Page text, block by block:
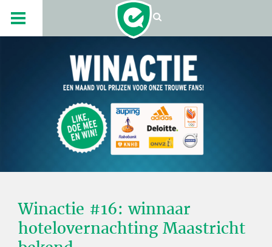
Winactie #16: winnaar
hotelovernachting Maastricht